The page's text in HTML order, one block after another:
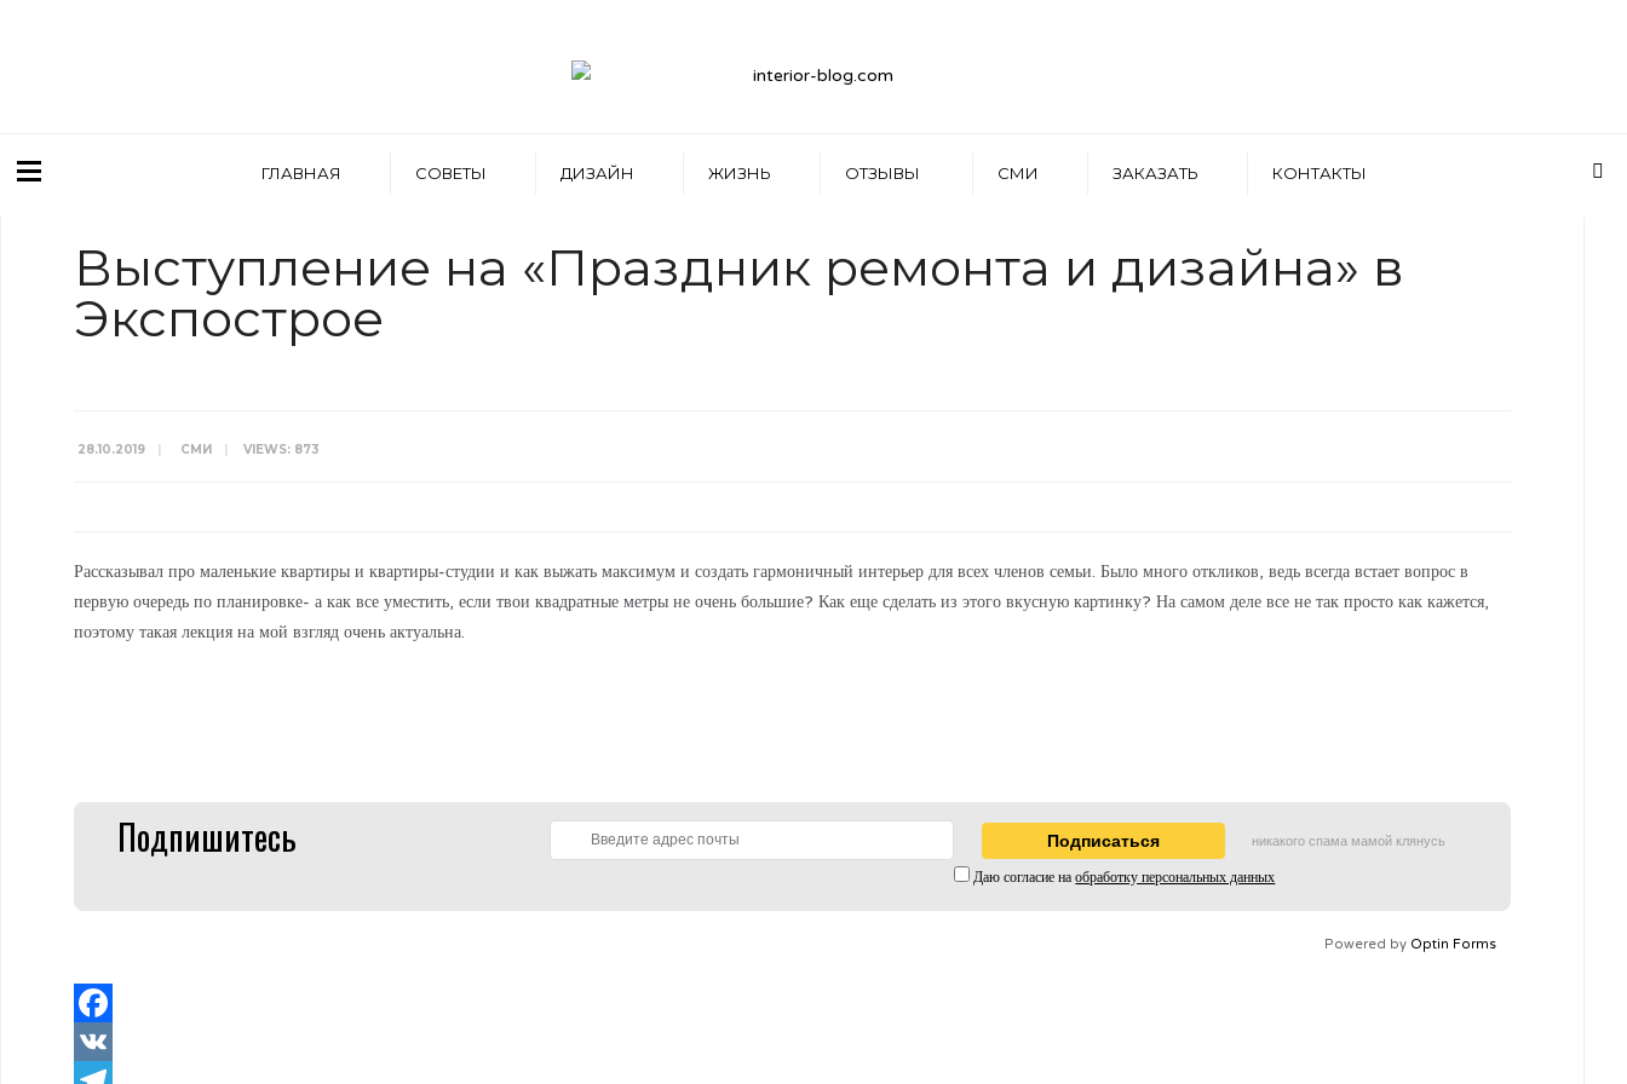
ГЛАВНАЯ СОВЕТЫ ДИЗАЙН ЖИЗНЬ ОТЗЫВЫ СМИ ЗАКАЗАТЬ КОНТАКТЫ
Выступление на «Праздник ремонта и дизайна» в
Экспострое
28.10.2019 | СМИ | VIEWS: 873
Рассказывал про маленькие квартиры и квартиры-студии и как выжать максимум и создать гармоничный интерьер для всех членов семьи. Было много откликов, ведь всегда встает вопрос в
первую очередь по планировке- а как все уместить, если твои квадратные метры не очень большие? Как еще сделать из этого вкусную картинку? На самом деле все не так просто как кажется,
поэтому такая лекция на мой взгляд очень актуальна.
Подпишитесь никакого спама мамой клянусь
Даю согласие наобработку персональных данных
Powered by Optin Forms
Facebook
VK